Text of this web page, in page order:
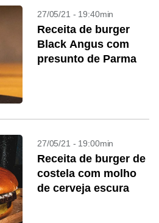
27/05/21 - 19:40min
Receita de burger
Black Angus com
presunto de Parma
27/05/21 - 19:00min
Receita de burger de
costela com molho
de cerveja escura